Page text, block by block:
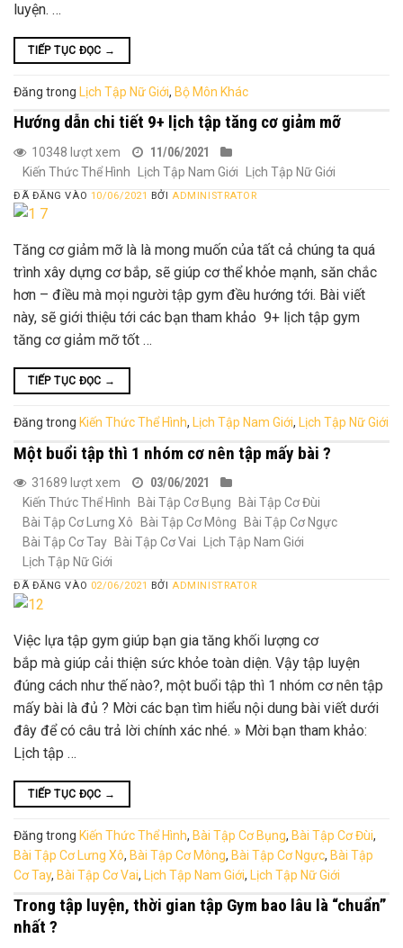
luyện. …
TIẾP TỤC ĐỌC →
Đăng trong Lịch Tập Nữ Giới, Bộ Môn Khác
Hướng dẫn chi tiết 9+ lịch tập tăng cơ giảm mỡ
10348 lượt xem
11/06/2021
Kiến Thức Thể Hình
Lịch Tập Nam Giới Lịch Tập Nữ Giới
ĐÃ ĐĂNG VÀO 10/06/2021 BỞIADMINISTRATOR
Tăng cơ giảm mỡ là là mong muốn của tất cả chúng ta quá
trình xây dựng cơ bắp, sẽ giúp cơ thể khỏe mạnh, săn chắc
hơn – điều mà mọi người tập gym đều hướng tới. Bài viết
này, sẽ giới thiệu tới các bạn tham khảo 9+ lịch tập gym
tăng cơ giảm mỡ tốt …
TIẾP TỤC ĐỌC →
Đăng trong Kiến Thức Thể Hình, Lịch Tập Nam Giới, Lịch Tập Nữ Giới
Một buổi tập thì 1 nhóm cơ nên tập mấy bài ?
31689 lượt xem
03/06/2021
Kiến Thức Thể Hình
Bài Tập Cơ Bụng
Bài Tập Cơ Đùi
Bài Tập Cơ Lưng Xô
Bài Tập Cơ Mông
Bài Tập Cơ Ngực
Bài Tập Cơ Tay
Bài Tập Cơ Vai
Lịch Tập Nam Giới
Lịch Tập Nữ Giới
ĐÃ ĐĂNG VÀO 02/06/2021 BỞIADMINISTRATOR
Việc lựa tập gym giúp bạn gia tăng khối lượng cơ
bắp mà giúp cải thiện sức khỏe toàn diện. Vậy tập luyện
đúng cách như thế nào?, một buổi tập thì 1 nhóm cơ nên tập
mấy bài là đủ ? Mời các bạn tìm hiểu nội dung bài viết dưới
đây để có câu trả lời chính xác nhé. » Mời bạn tham khảo:
Lịch tập …
TIẾP TỤC ĐỌC →
Đăng trong Kiến Thức Thể Hình, Bài Tập Cơ Bụng, Bài Tập Cơ Đùi,
Bài Tập Cơ Lưng Xô, Bài Tập Cơ Mông, Bài Tập Cơ Ngực, Bài Tập
Cơ Tay, Bài Tập Cơ Vai, Lịch Tập Nam Giới, Lịch Tập Nữ Giới
Trong tập luyện, thời gian tập Gym bao lâu là “chuẩn”
nhất ?